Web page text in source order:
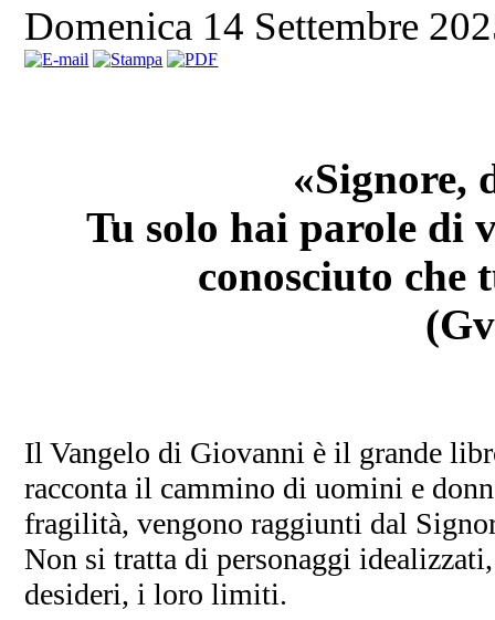
Domenica 14 Settembre
«Signore,
Tu solo hai parole di
conosciuto che
Il Vangelo di Giovanni è il grande
racconta il cammino di uomini e
fragilità, vengono raggiunti dal
Non si tratta di personaggi
desideri, i loro limiti.